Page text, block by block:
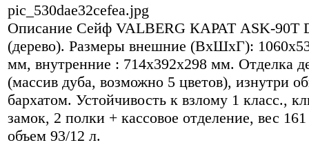
pic_530dae32cefea.jpg
Описание Сейф VALBERG КАРАТ ASK-90T
(дерево). Размеры внешние (ВхШхГ):
мм, внутренние : 714х392х298 мм. Отделка
(массив дуба, возможно 5 цветов), изнутри
бархатом. Устойчивость к взлому 1 класс.,
замок, 2 полки + кассовое отделение, вес 161
объем 93/12 л.